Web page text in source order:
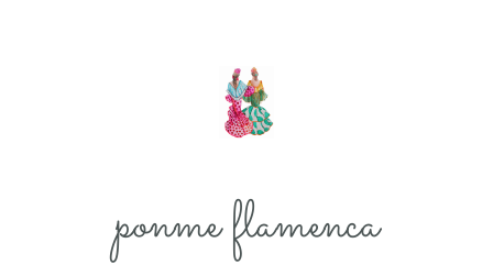
ponme flamenca